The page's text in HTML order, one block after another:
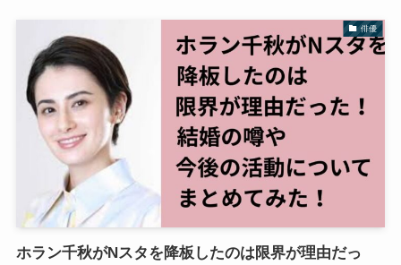
俳優
ホラン千秋がNスタを降板したのは限界が理由だっ